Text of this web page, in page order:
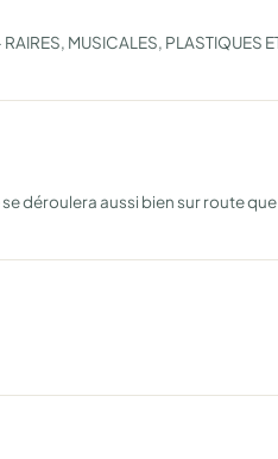
MUSICALES, PLASTIQUES
aussi bien sur route